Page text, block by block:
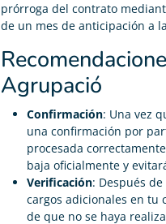
prórroga del contrato
de un mes de anticipación a
Agrupació
Confirmación: Una vez
una confirmación por
procesada
baja oficialmente y
Verificación: Después
cargos adicionales en tu
de que no se haya